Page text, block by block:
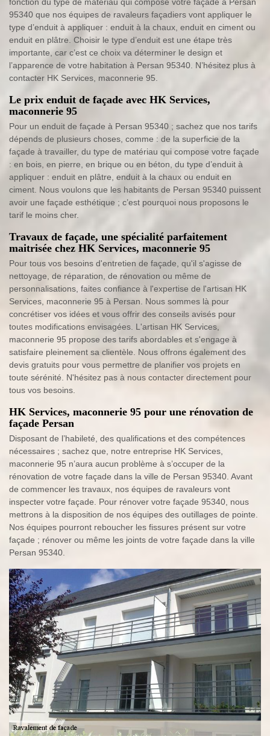
fonction du type de matériau qui compose votre façade à Persan
95340 que nos équipes de ravaleurs façadiers vont appliquer le
type d’enduit à appliquer : enduit à la chaux, enduit en ciment ou
enduit en plâtre. Choisir le type d’enduit est une étape très
importante, car c’est ce choix va déterminer le design et
l’apparence de votre habitation à Persan 95340. N’hésitez plus à
contacter HK Services, maconnerie 95.
Le prix enduit de façade avec HK Services,
maconnerie 95
Pour un enduit de façade à Persan 95340 ; sachez que nos tarifs
dépends de plusieurs choses, comme : de la superficie de la
façade à travailler, du type de matériau qui compose votre façade
: en bois, en pierre, en brique ou en béton, du type d’enduit à
appliquer : enduit en plâtre, enduit à la chaux ou enduit en
ciment. Nous voulons que les habitants de Persan 95340 puissent
avoir une façade esthétique ; c’est pourquoi nous proposons le
tarif le moins cher.
Travaux de façade, une spécialité parfaitement
maitrisée chez HK Services, maconnerie 95
Pour tous vos besoins d'entretien de façade, qu'il s'agisse de
nettoyage, de réparation, de rénovation ou même de
personnalisations, faites confiance à l'expertise de l'artisan HK
Services, maconnerie 95 à Persan. Nous sommes là pour
concrétiser vos idées et vous offrir des conseils avisés pour
toutes modifications envisagées. L'artisan HK Services,
maconnerie 95 propose des tarifs abordables et s'engage à
satisfaire pleinement sa clientèle. Nous offrons également des
devis gratuits pour vous permettre de planifier vos projets en
toute sérénité. N'hésitez pas à nous contacter directement pour
tous vos besoins.
HK Services, maconnerie 95 pour une rénovation de
façade Persan
Disposant de l’habileté, des qualifications et des compétences
nécessaires ; sachez que, notre entreprise HK Services,
maconnerie 95 n’aura aucun problème à s’occuper de la
rénovation de votre façade dans la ville de Persan 95340. Avant
de commencer les travaux, nos équipes de ravaleurs vont
inspecter votre façade. Pour rénover votre façade 95340, nous
mettrons à la disposition de nos équipes des outillages de pointe.
Nos équipes pourront reboucher les fissures présent sur votre
façade ; rénover ou même les joints de votre façade dans la ville
Persan 95340.